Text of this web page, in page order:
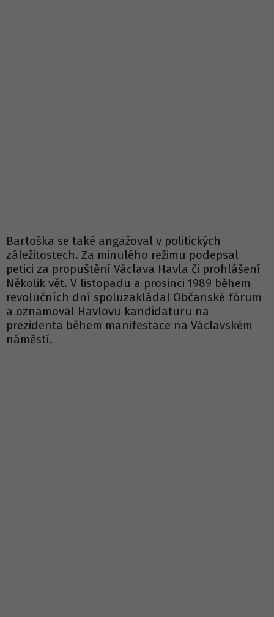
Bartoška se také angažoval v politických
záležitostech. Za minulého režimu podepsal
petici za propuštění Václava Havla či prohlášení
Několik vět. V listopadu a prosinci 1989 během
revolučních dní spoluzakládal Občanské fórum
a oznamoval Havlovu kandidaturu na
prezidenta během manifestace na Václavském
náměstí.